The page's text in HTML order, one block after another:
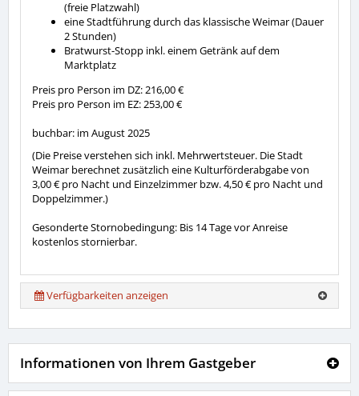
(freie Platzwahl)
eine Stadtführung durch das klassische Weimar (Dauer
2 Stunden)
Bratwurst-Stopp inkl. einem Getränk auf dem
Marktplatz
Preis pro Person im DZ: 216,00 €
Preis pro Person im EZ: 253,00 €
buchbar: im August 2025
(Die Preise verstehen sich inkl. Mehrwertsteuer. Die Stadt
Weimar berechnet zusätzlich eine Kulturförderabgabe von
3,00 € pro Nacht und Einzelzimmer bzw. 4,50 € pro Nacht und
Doppelzimmer.)
Gesonderte Stornobedingung: Bis 14 Tage vor Anreise
kostenlos stornierbar.
Verfügbarkeiten anzeigen
Informationen von Ihrem Gastgeber